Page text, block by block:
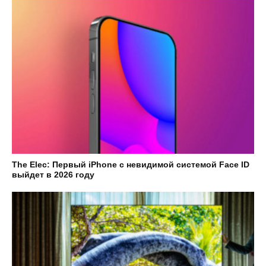
The Elec: Первый iPhone с невидимой системой Face ID
выйдет в 2026 году